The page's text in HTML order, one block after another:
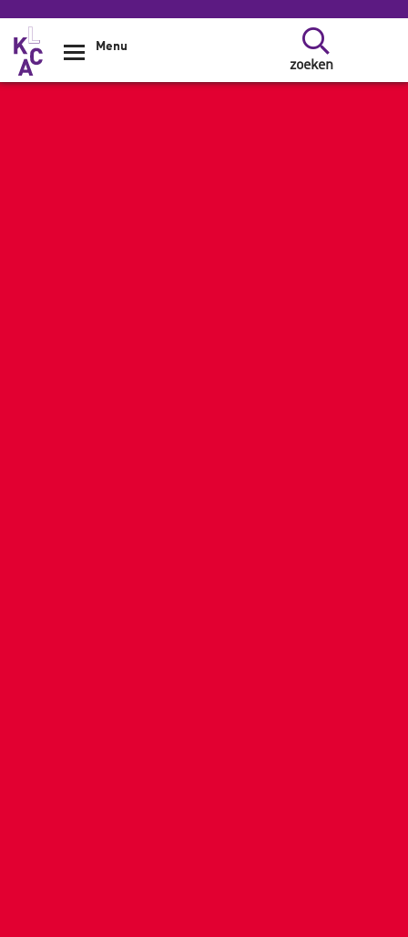
Overslaan en naar de inhoud gaan
zoeken
Menu